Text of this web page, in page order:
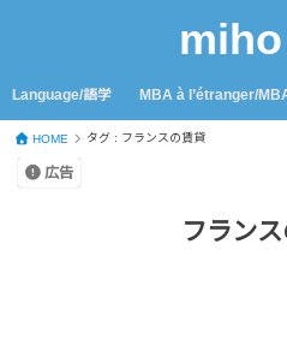
Language/語学 MBA à l’étranger/
HOME タグ : フランスの賃貸
広告
フラン